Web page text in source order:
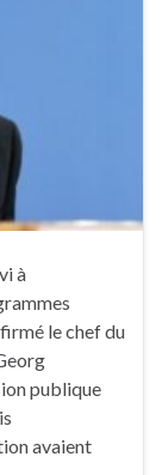
à
le chef du
publique
avaient